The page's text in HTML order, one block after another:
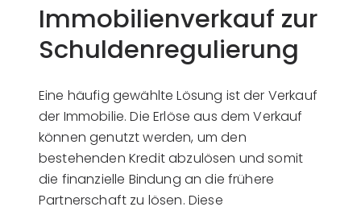
Immobilienverkauf zur
Schuldenregulierung
Eine häufig gewählte Lösung ist der Verkauf
der Immobilie. Die Erlöse aus dem Verkauf
können genutzt werden, um den
bestehenden Kredit abzulösen und somit
die finanzielle Bindung an die frühere
Partnerschaft zu lösen. Diese